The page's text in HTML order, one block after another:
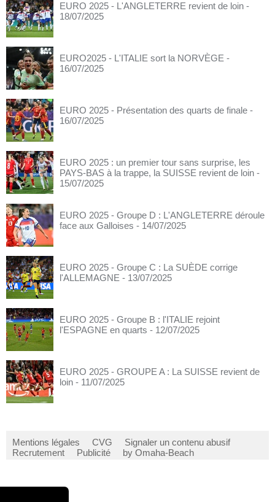
EURO 2025 - L'ANGLETERRE revient de loin -
18/07/2025
EURO2025 - L'ITALIE sort la NORVÈGE -
16/07/2025
EURO 2025 - Présentation des quarts de finale -
16/07/2025
EURO 2025 : un premier tour sans surprise, les
PAYS-BAS à la trappe, la SUISSE revient de loin -
15/07/2025
EURO 2025 - Groupe D : L'ANGLETERRE déroule
face aux Galloises - 14/07/2025
EURO 2025 - Groupe C : La SUÈDE corrige
l'ALLEMAGNE - 13/07/2025
EURO 2025 - Groupe B : l'ITALIE rejoint
l'ESPAGNE en quarts - 12/07/2025
EURO 2025 - GROUPE A : La SUISSE revient de
loin - 11/07/2025
Mentions légales CVG
Signaler un contenu abusif
Recrutement
Publicité by Omaha-Beach